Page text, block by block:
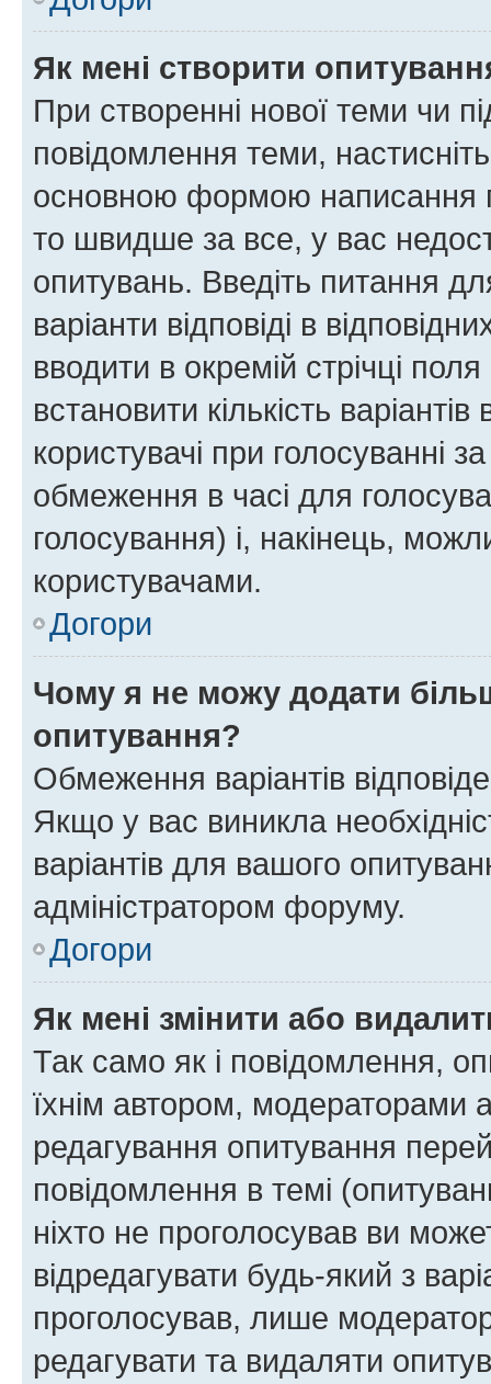
Як мені створити
При створенні нової теми чи
повідомлення теми,
основною формою написання
то швидше за все, у вас
опитувань. Введіть питання
варіанти відповіді в
вводити в окремій стрічці
встановити кількість
користувачі при голосуванні
обмеження в часі для
голосування) і, накінець,
користувачами.
Догори
Чому я не можу додати
опитування?
Обмеження варіантів
Якщо у вас виникла
варіантів для вашого
адміністратором форуму.
Догори
Як мені змінити або
Так само як і повідомлення,
їхнім автором, модераторами
редагування опитування
повідомлення в темі
ніхто не проголосував ви
відредагувати будь-який з
проголосував, лише
редагувати та видаляти